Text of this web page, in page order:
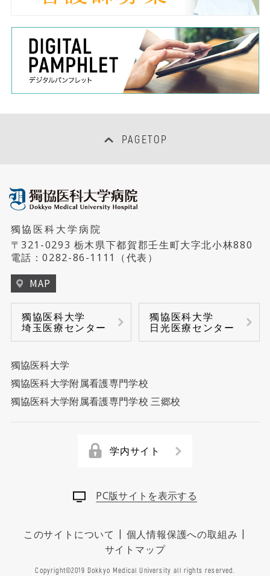
PAGETOP
獨協医科大学病院
〒321-0293 栃木県下都賀郡壬生町大字北小林880
電話：0282-86-1111 （代表）
MAP
獨協医科大学
埼玉医療センター
獨協医科大学
日光医療センター
獨協医科大学
獨協医科大学附属看護専門学校
獨協医科大学附属看護専門学校 三郷校
学内サイト
PC版サイトを表示する
このサイトについて | 個人情報保護への取組み |
サイトマップ
Copyright©2019 Dokkyo Medical University all rights reserved.